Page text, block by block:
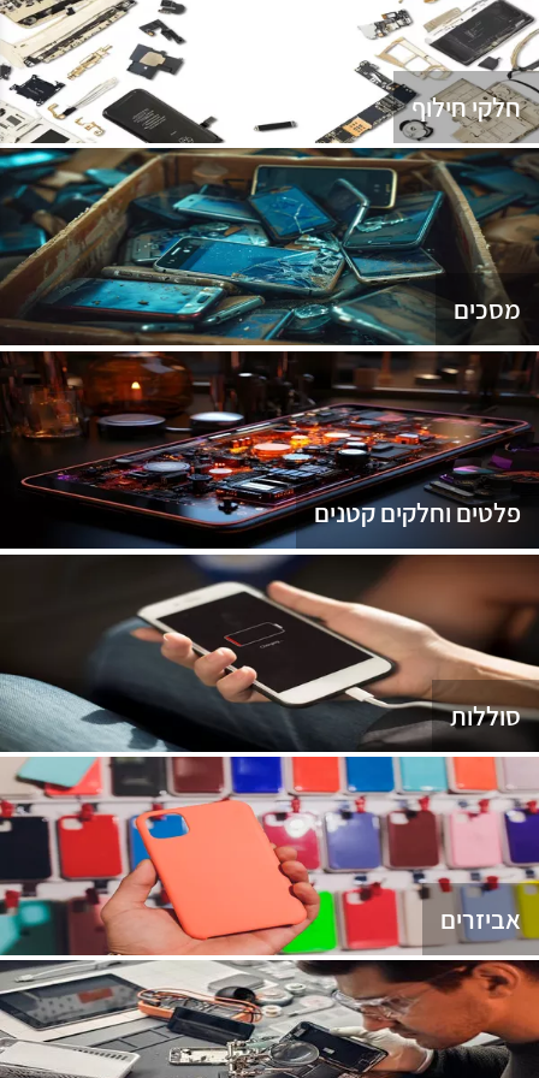
חלקי חילוף
מסכים
פלטים וחלקים קטנים
סוללות
אביזרים